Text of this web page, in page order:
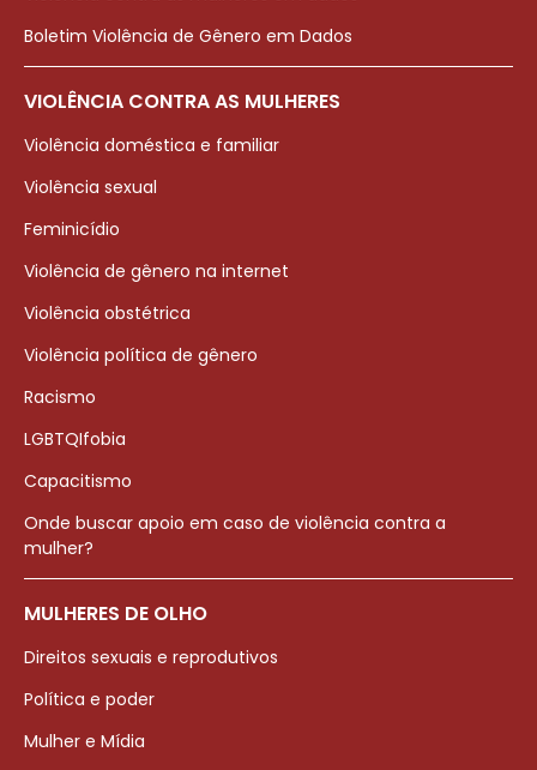
Boletim Violência de Gênero em Dados
VIOLÊNCIA CONTRA AS MULHERES
Violência doméstica e familiar
Violência sexual
Feminicídio
Violência de gênero na internet
Violência obstétrica
Violência política de gênero
Racismo
LGBTQIfobia
Capacitismo
Onde buscar apoio em caso de violência contra a
mulher?
MULHERES DE OLHO
Direitos sexuais e reprodutivos
Política e poder
Mulher e Mídia